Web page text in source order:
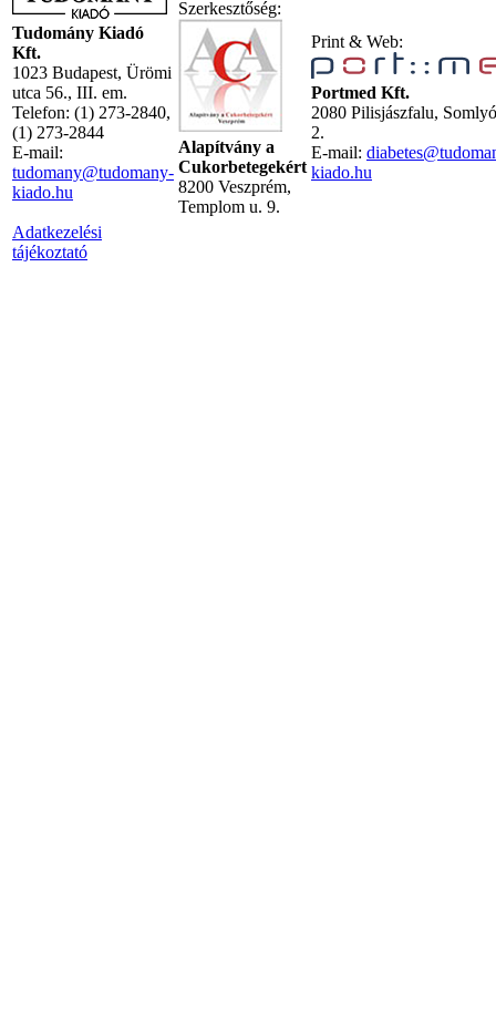
Tudomány Kiadó
Kft.
1023 Budapest, Ürömi
utca 56., III. em.
Telefon: (1) 273-2840,
(1) 273-2844
E-mail:
tudomany@tudomany-
kiado.hu
Adatkezelési
tájékoztató
Szerkesztőség:
Alapítvány a
Cukorbetegekért
8200 Veszprém,
Templom u. 9.
Print & Web:
Portmed Kft.
2080 Pilisjászfalu,
2.
E-mail:
kiado.hu